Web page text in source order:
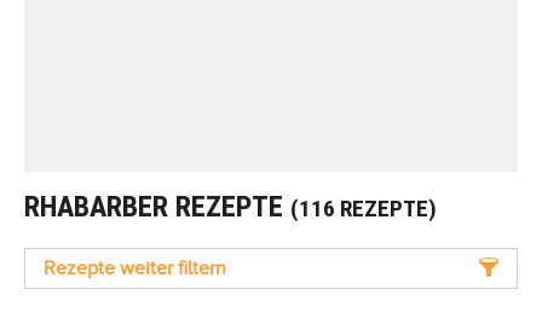
RHABARBER REZEPTE (116 REZEPTE)
Rezepte weiter filtern